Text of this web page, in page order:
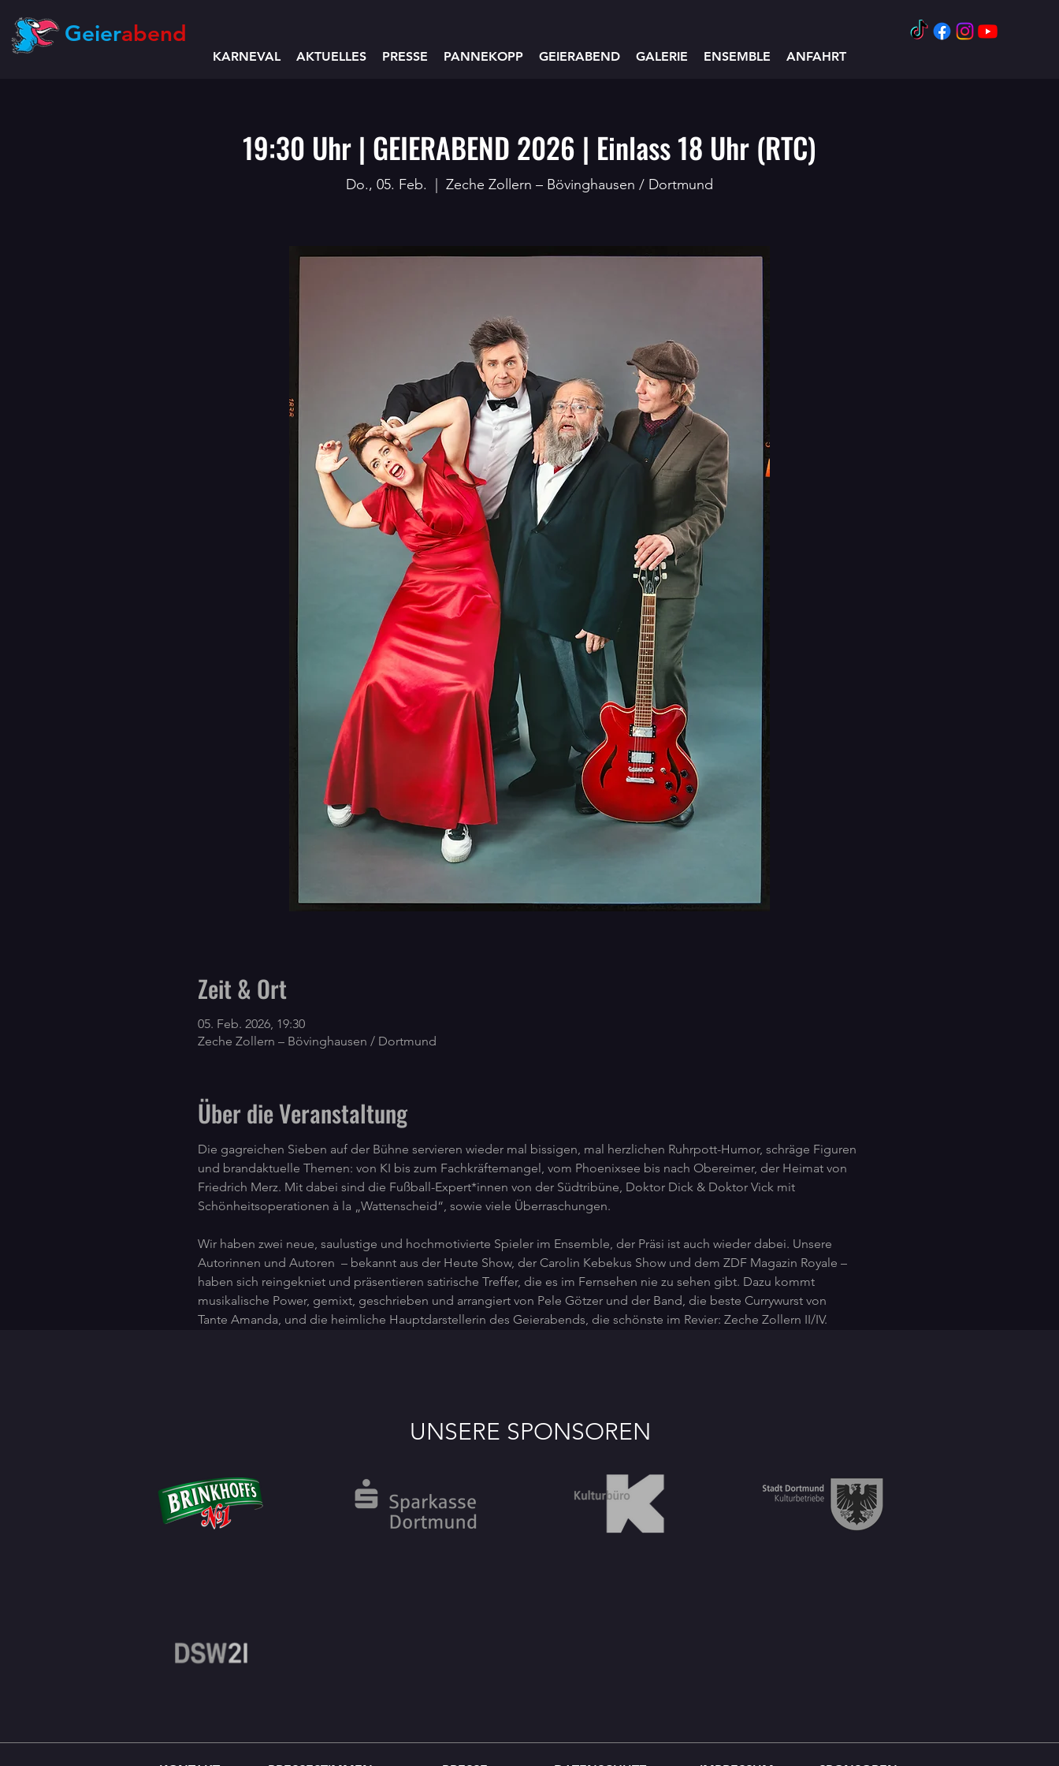
Geierabend
KARNEVAL AKTUELLES PRESSE PANNEKOPP GEIERABEND GALERIE ENSEMBLE ANFAHRT
19:30 Uhr | GEIERABEND 2026 | Einlass 18 Uhr (RTC)
Do., 05. Feb. Zeche Zollern – Bövinghausen / Dortmund
Zeit & Ort
05. Feb. 2026, 19:30
Zeche Zollern – Bövinghausen / Dortmund
Über die Veranstaltung
Die gagreichen Sieben auf der Bühne servieren wieder mal bissigen, mal herzlichen Ruhrpott-Humor, schräge Figuren
und brandaktuelle Themen: von KI bis zum Fachkräftemangel, vom Phoenixsee bis nach Obereimer, der Heimat von
Friedrich Merz. Mit dabei sind die Fußball-Expert*innen von der Südtribüne, Doktor Dick & Doktor Vick mit
Schönheitsoperationen à la „Wattenscheid“, sowie viele Überraschungen.
Wir haben zwei neue, saulustige und hochmotivierte Spieler im Ensemble, der Präsi ist auch wieder dabei. Unsere
Autorinnen und Autoren  – bekannt aus der Heute Show, der Carolin Kebekus Show und dem ZDF Magazin Royale –
haben sich reingekniet und präsentieren satirische Treffer, die es im Fernsehen nie zu sehen gibt. Dazu kommt
musikalische Power, gemixt, geschrieben und arrangiert von Pele Götzer und der Band, die beste Currywurst von
Tante Amanda, und die heimliche Hauptdarstellerin des Geierabends, die schönste im Revier: Zeche Zollern II/IV.
UNSERE SPONSOREN